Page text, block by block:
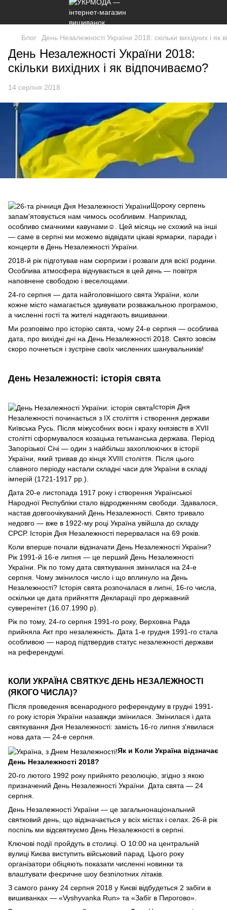
Блог День Незалежності України 2018: скільки вихідних і як
День Незалежності України 2018:
скільки вихідних і як відпочиваємо?
14 серпня 2018
Щороку серпень
запам'ятовується нам чимось особливим. Наприклад,
особливо смачними кавунами☺. Цей місяць не схожий на інші
— саме в серпні ми можемо відвідати цікаві ярмарки, паради і
концерти в День Незалежності України.
2018-й рік підготував нам сюрпризи і розваги для всієї родини.
Особлива атмосфера відчувається в цей день — повітря
наповнене свободою і веселощами.
24-го серпня — дата найголовнішого свята України, коли
кожне місто намагається здивувати розважальною програмою,
а численні гості та жителі надягають вишиванки.
Ми розповімо про історію свята, чому 24-е серпня — особлива
дата, про вихідні дні на День Незалежності 2018. Свято зовсім
скоро почнеться і зустріне своїх численних шанувальників!
День Незалежності: історія свята
Історія Дня
Незалежності починається з IX століття і створення держави
Київська Русь. Після міжусобних воєн і краху князівств в XVII
столітті сформувалося козацька гетьманська держава. Період
Запорізької Січі — один з найбільш захоплюючих в історії
України, який тривав до кінця XVIII століття. Після цього
славного періоду настали складні часи для України в складі
імперій (1721-1917 рр.).
Дата 20-е листопада 1917 року і створення Української
Народної Республіки стало відродженням свободи. Здавалося,
настав довгоочікуваний День Незалежності. Свято тривало
недовго — вже в 1922-му році Україна увійшла до складу
СРСР. Історія Дня Незалежності перервалася на 69 років.
Коли вперше почали відзначати День Незалежності України?
Рік 1991-й 16-е липня — це перший День Незалежності
України. Рік по тому дата святкування змінилася на 24-е
серпня. Чому змінилося число і що вплинуло на День
Незалежності? Історія свята розпочалася в липні, 16-го числа,
оскільки це дата прийняття Декларації про державний
суверенітет (16.07.1990 р).
Рік по тому, 24-го серпня 1991-го року, Верховна Рада
прийняла Акт про незалежність. Дата 1-е грудня 1991-го стала
особливою — народ підтвердив статус незалежності держави
на референдумі.
КОЛИ УКРАЇНА СВЯТКУЄ ДЕНЬ НЕЗАЛЕЖНОСТІ
(ЯКОГО ЧИСЛА)?
Після проведення всенародного референдуму в грудні 1991-
го року історія України назавжди змінилася. Змінилася і дата
святкування Дня Незалежності: замість 16-го липня з'явилася
нова дата — 24-е серпня.
Як и Коли Україна відзначає
День Незалежності 2018?
20-го лютого 1992 року прийнято резолюцію, згідно з якою
призначений День Незалежності України. Дата свята — 24
серпня.
День Незалежності України — це загальнонаціональний
святковий день, що відзначається у всіх містах і селах. 26-й рік
поспіль ми відсвяткуємо День Незалежності в серпні.
Ключові події пройдуть в столиці. О 10:00 на центральній
вулиці Києва виступить військовий парад. Цього року
організатори обіцяють показати численні новинки та
влаштувати феєричне шоу безпілотних літаків.
З самого ранку 24 серпня 2018 у Києві відбудеться 2 забіги в
вишиванках — «Vyshyvanka Run» та «Забіг в Пирогово».